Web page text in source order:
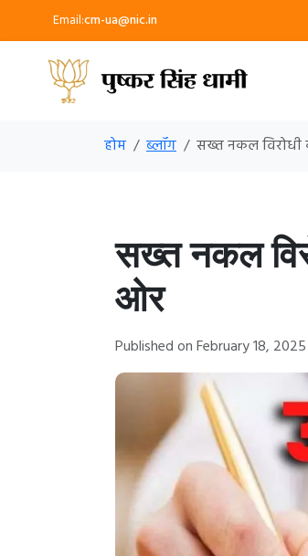
Email:cm-ua@nic.in
होम ब्लॉग सख्त नकल विरोधी
सख्त नकल
ओर
Published on February 18, 2025